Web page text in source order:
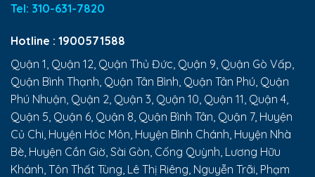
Tel: 310-631-7820
Hotline : 1900571588
Quận 1, Quận 12, Quận Thủ Đức, Quận 9, Quận Gò Vấp,
Quận Bình Thạnh, Quận Tân Bình, Quận Tân Phú, Quận
Phú Nhuận, Quận 2, Quận 3, Quận 10, Quận 11, Quận 4,
Quận 5, Quận 6, Quận 8, Quận Bình Tân, Quận 7, Huyện
Củ Chi, Huyện Hóc Môn, Huyện Bình Chánh, Huyện Nhà
Bè, Huyện Cần Giờ, Sài Gòn, Cống Quỳnh, Lương Hữu
Khánh, Tôn Thất Tùng, Lê Thị Riêng, Nguyễn Trãi, Phạm